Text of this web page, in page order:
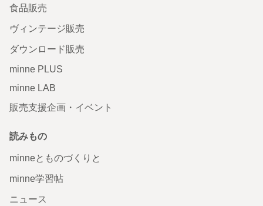
食品販売
ヴィンテージ販売
ダウンロード販売
minne PLUS
minne LAB
販売支援企画・イベント
読みもの
minneとものづくりと
minne学習帖
ニュース